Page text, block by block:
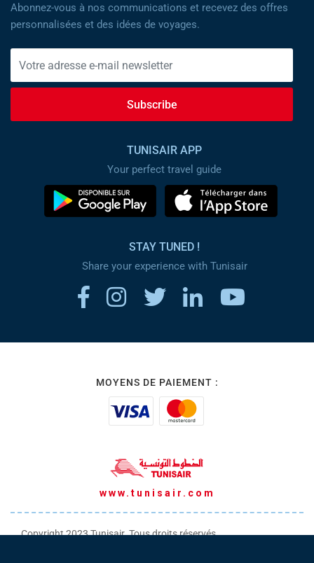
Abonnez-vous à nos communications et recevez des offres
personnalisées et des idées de voyages.
Subscribe
TUNISAIR APP
Your perfect travel guide
STAY TUNED !
Share your experience with Tunisair
MOYENS DE PAIEMENT :
www.tunisair.com
Copyright 2023 Tunisair. Tous droits réservés